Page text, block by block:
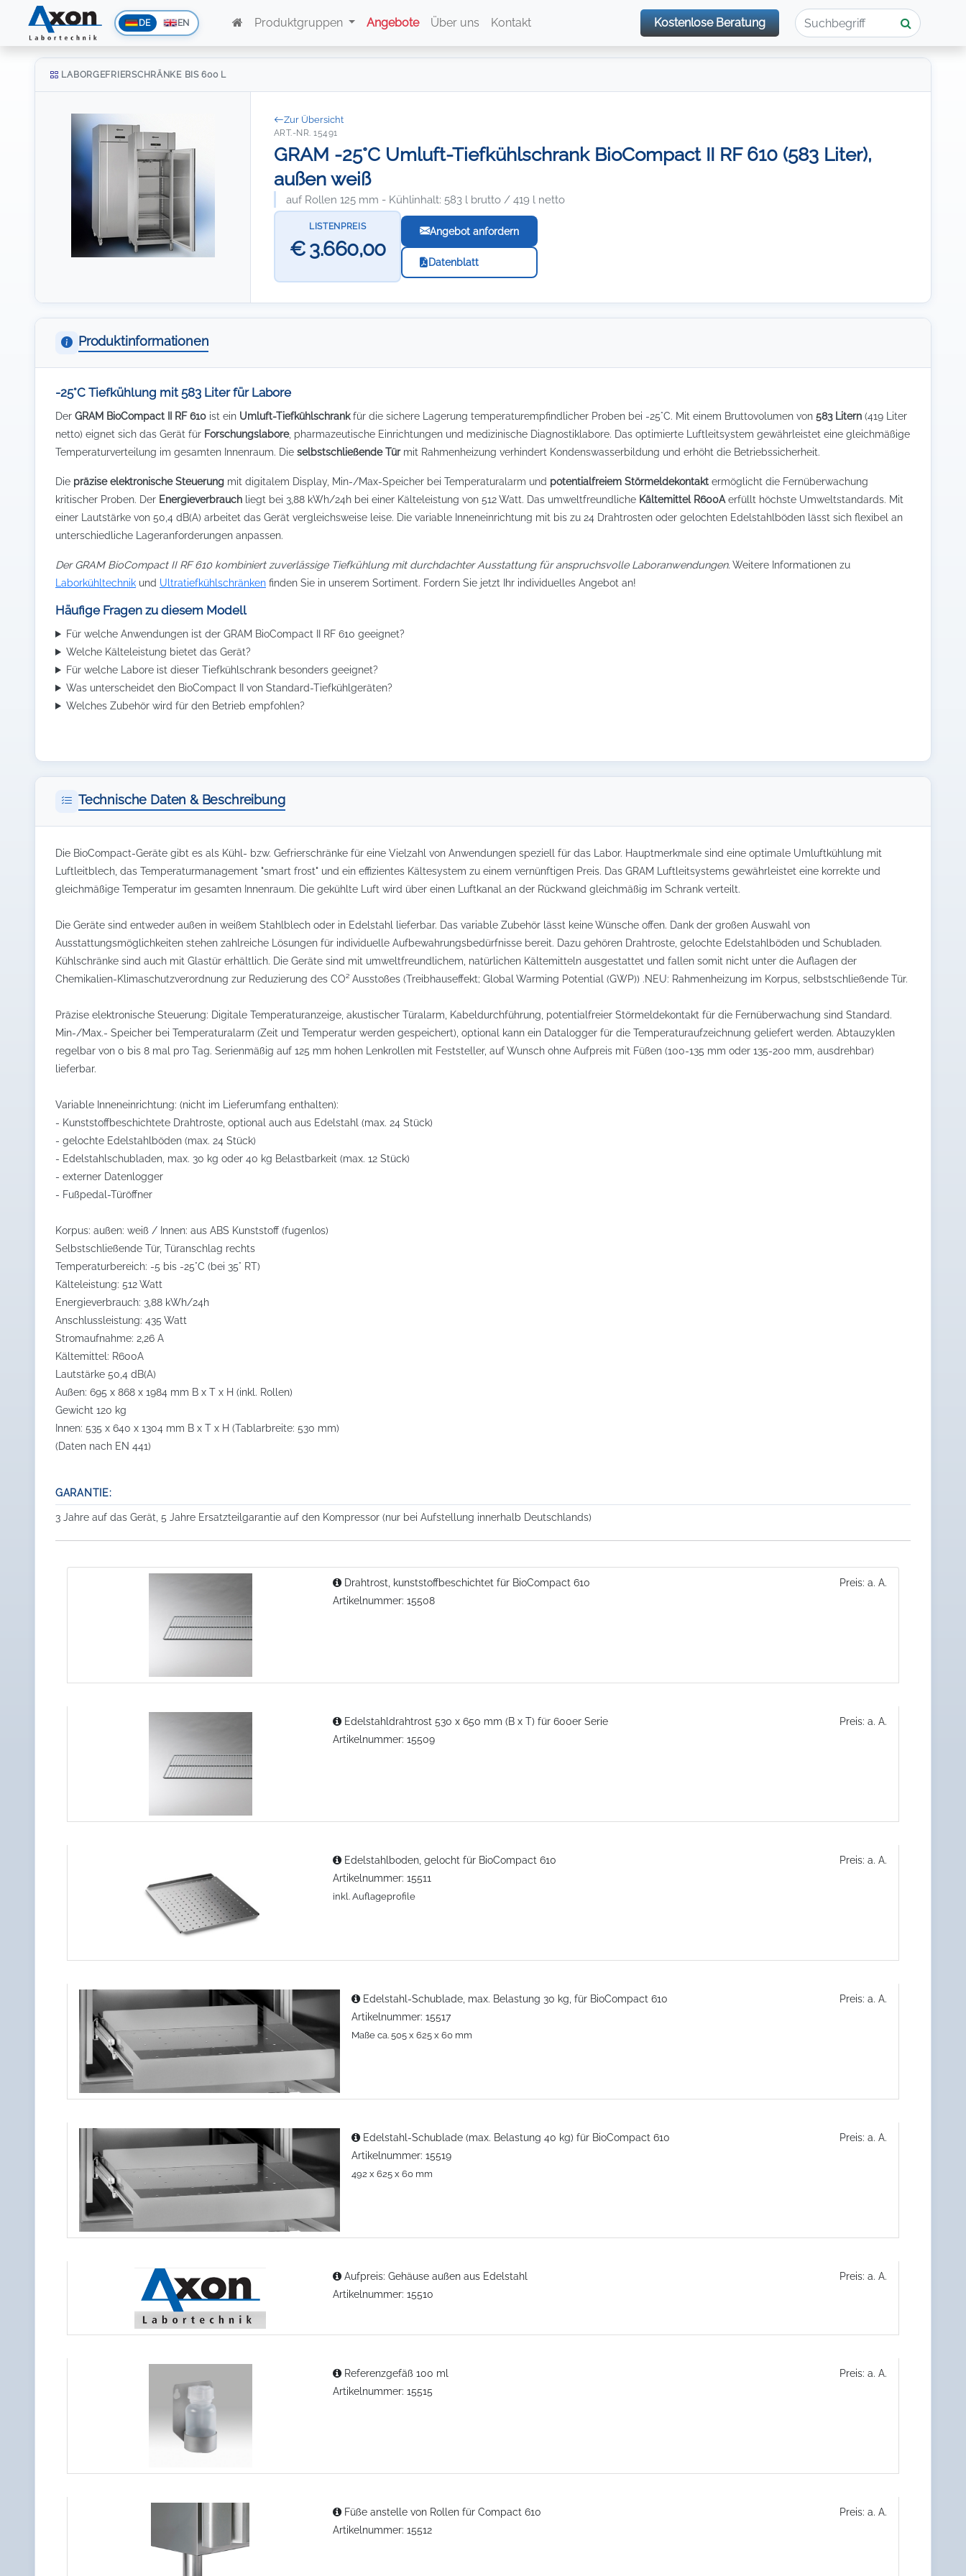
DE EN Produktgruppen Angebote Über uns Kontakt Kostenlose Beratung
LABORGEFRIERSCHRÄNKE BIS 600 L
Zur Übersicht
ART.-NR. 15491
GRAM -25°C Umluft-Tiefkühlschrank BioCompact II RF 610 (583 Liter),
außen weiß
auf Rollen 125 mm - Kühlinhalt: 583 l brutto / 419 l netto
LISTENPREIS
€ 3.660,00
Angebot anfordern
Datenblatt
Produktinformationen
-25°C Tiefkühlung mit 583 Liter für Labore
Der GRAM BioCompact II RF 610 ist ein Umluft-Tiefkühlschrankfür die sichere Lagerung temperaturempfindlicher Proben bei -25°C. Mit einem Bruttovolumen von 583 Litern (419 Liter
netto) eignet sich das Gerät für Forschungslabore, pharmazeutische Einrichtungen und medizinische Diagnostiklabore. Das optimierte Luftleitsystem gewährleistet eine gleichmäßige
Temperaturverteilung im gesamten Innenraum. Die selbstschließende Türmit Rahmenheizung verhindert Kondenswasserbildung und erhöht die Betriebssicherheit.
Die präzise elektronische Steuerung mit digitalem Display, Min-/Max-Speicher bei Temperaturalarm und potentialfreiem Störmeldekontakt ermöglicht die Fernüberwachung
kritischer Proben. Der Energieverbrauch liegt bei 3,88 kWh/24h bei einer Kälteleistung von 512 Watt. Das umweltfreundliche Kältemittel R600A erfüllt höchste Umweltstandards. Mit
einer Lautstärke von 50,4 dB(A) arbeitet das Gerät vergleichsweise leise. Die variable Inneneinrichtung mit bis zu 24 Drahtrosten oder gelochten Edelstahlböden lässt sich flexibel an
unterschiedliche Lageranforderungen anpassen.
Der GRAM BioCompact II RF 610 kombiniert zuverlässige Tiefkühlung mit durchdachter Ausstattung für anspruchsvolle Laboranwendungen. Weitere Informationen zu
Laborkühltechnik und Ultratiefkühlschränken finden Sie in unserem Sortiment. Fordern Sie jetzt Ihr individuelles Angebot an!
Häufige Fragen zu diesem Modell
Für welche Anwendungen ist der GRAM BioCompact II RF 610 geeignet?
Welche Kälteleistung bietet das Gerät?
Für welche Labore ist dieser Tiefkühlschrank besonders geeignet?
Was unterscheidet den BioCompact II von Standard-Tiefkühlgeräten?
Welches Zubehör wird für den Betrieb empfohlen?
Technische Daten & Beschreibung
Die BioCompact-Geräte gibt es als Kühl- bzw. Gefrierschränke für eine Vielzahl von Anwendungen speziell für das Labor. Hauptmerkmale sind eine optimale Umluftkühlung mit
Luftleitblech, das Temperaturmanagement "smart frost" und ein effizientes Kältesystem zu einem vernünftigen Preis. Das GRAM Luftleitsystems gewährleistet eine korrekte und
gleichmäßige Temperatur im gesamten Innenraum. Die gekühlte Luft wird über einen Luftkanal an der Rückwand gleichmäßig im Schrank verteilt.
Die Geräte sind entweder außen in weißem Stahlblech oder in Edelstahl lieferbar. Das variable Zubehör lässt keine Wünsche offen. Dank der großen Auswahl von
Ausstattungsmöglichkeiten stehen zahlreiche Lösungen für individuelle Aufbewahrungsbedürfnisse bereit. Dazu gehören Drahtroste, gelochte Edelstahlböden und Schubladen.
Kühlschränke sind auch mit Glastür erhältlich. Die Geräte sind mit umweltfreundlichem, natürlichen Kältemitteln ausgestattet und fallen somit nicht unter die Auflagen der
Chemikalien-Klimaschutzverordnung zur Reduzierung des CO² Ausstoßes (Treibhauseffekt; Global Warming Potential (GWP)) .NEU: Rahmenheizung im Korpus, selbstschließende Tür.
Präzise elektronische Steuerung: Digitale Temperaturanzeige, akustischer Türalarm, Kabeldurchführung, potentialfreier Störmeldekontakt für die Fernüberwachung sind Standard.
Min-/Max.- Speicher bei Temperaturalarm (Zeit und Temperatur werden gespeichert), optional kann ein Datalogger für die Temperaturaufzeichnung geliefert werden. Abtauzyklen
regelbar von 0 bis 8 mal pro Tag. Serienmäßig auf 125 mm hohen Lenkrollen mit Feststeller, auf Wunsch ohne Aufpreis mit Füßen (100-135 mm oder 135-200 mm, ausdrehbar)
lieferbar.
Variable Inneneinrichtung: (nicht im Lieferumfang enthalten):
- Kunststoffbeschichtete Drahtroste, optional auch aus Edelstahl (max. 24 Stück)
- gelochte Edelstahlböden (max. 24 Stück)
- Edelstahlschubladen, max. 30 kg oder 40 kg Belastbarkeit (max. 12 Stück)
- externer Datenlogger
- Fußpedal-Türöffner
Korpus: außen: weiß / Innen: aus ABS Kunststoff (fugenlos)
Selbstschließende Tür, Türanschlag rechts
Temperaturbereich: -5 bis -25°C (bei 35° RT)
Kälteleistung: 512 Watt
Energieverbrauch: 3,88 kWh/24h
Anschlussleistung: 435 Watt
Stromaufnahme: 2,26 A
Kältemittel: R600A
Lautstärke 50,4 dB(A)
Außen: 695 x 868 x 1984 mm B x T x H (inkl. Rollen)
Gewicht 120 kg
Innen: 535 x 640 x 1304 mm B x T x H (Tablarbreite: 530 mm)
(Daten nach EN 441)
GARANTIE:
3 Jahre auf das Gerät, 5 Jahre Ersatzteilgarantie auf den Kompressor (nur bei Aufstellung innerhalb Deutschlands)
Drahtrost, kunststoffbeschichtet für BioCompact 610
Artikelnummer: 15508
Preis: a. A.
Edelstahldrahtrost 530 x 650 mm (B x T) für 600er Serie
Artikelnummer: 15509
Preis: a. A.
Edelstahlboden, gelocht für BioCompact 610
Artikelnummer: 15511
inkl. Auflageprofile
Preis: a. A.
Edelstahl-Schublade, max. Belastung 30 kg, für BioCompact 610
Artikelnummer: 15517
Maße ca. 505 x 625 x 60 mm
Preis: a. A.
Edelstahl-Schublade (max. Belastung 40 kg) für BioCompact 610
Artikelnummer: 15519
492 x 625 x 60 mm
Preis: a. A.
Aufpreis: Gehäuse außen aus Edelstahl
Artikelnummer: 15510
Preis: a. A.
Referenzgefäß 100 ml
Artikelnummer: 15515
Preis: a. A.
Füße anstelle von Rollen für Compact 610
Artikelnummer: 15512
Preis: a. A.